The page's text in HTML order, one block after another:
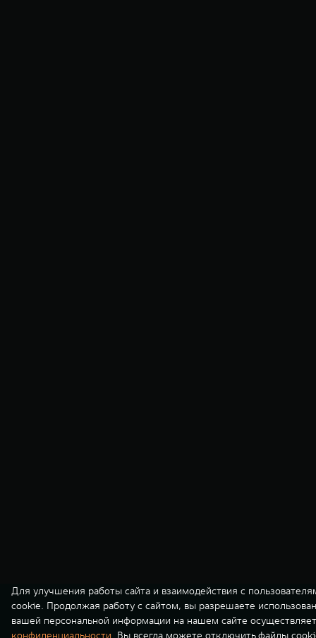
Для улучшения работы сайта и взаимодействия с
cookie. Продолжая работу с сайтом, вы разрешаете
вашей персональной информации на нашем сайте
конфиденциальности . Вы всегда можете отключить файлы